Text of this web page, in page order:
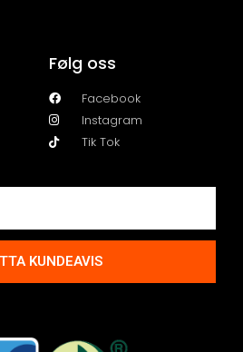
Følg oss
Facebook
Instagram
Tik Tok
KUNDEAVIS